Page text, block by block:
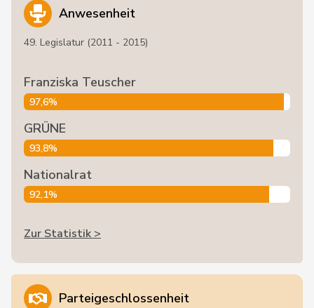
Anwesenheit
49. Legislatur (2011 - 2015)
Franziska Teuscher
97,6%
GRÜNE
93,8%
Nationalrat
92,1%
Zur Statistik >
Parteigeschlossenheit